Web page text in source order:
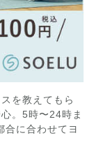
を教えてもら
。5時〜24時ま
合に合わせてヨ